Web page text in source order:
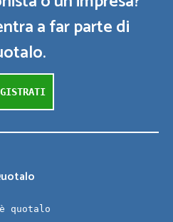
a far parte di
quotalo